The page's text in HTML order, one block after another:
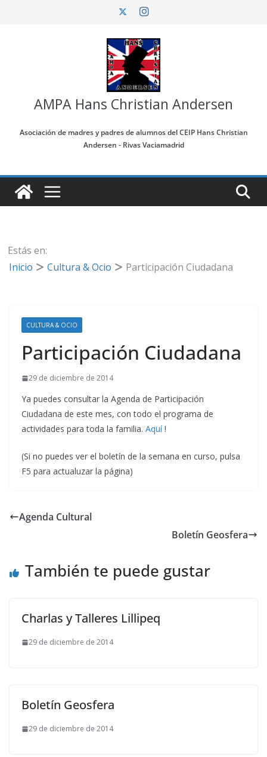
AMPA Hans Christian Andersen
Asociación de madres y padres de alumnos del CEIP Hans Christian
Andersen - Rivas Vaciamadrid
Estás en:
Inicio
Cultura & Ocio Participación Ciudadana
CULTURA & OCIO
Participación Ciudadana
29 de diciembre de 2014
Ya puedes consultar la Agenda de Participación
Ciudadana de este mes, con todo el programa de
actividades para toda la familia. Aquí!
(Si no puedes ver el boletín de la semana en curso, pulsa
F5 para actualuzar la página)
Agenda Cultural
Boletín Geosfera
También te puede gustar
Charlas y Talleres Lillipeq
29 de diciembre de 2014
Boletín Geosfera
29 de diciembre de 2014